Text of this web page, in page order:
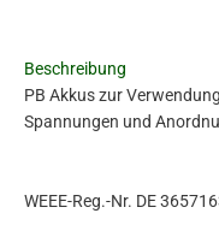
Beschreibung
PB Akkus zur
Spannungen und
WEEE-Reg.-Nr. DE